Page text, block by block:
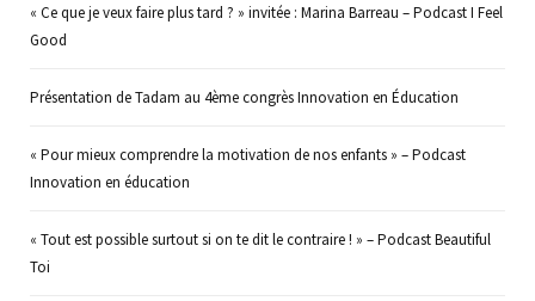
« Ce que je veux faire plus tard ? » invitée : Marina Barreau – Podcast I Feel
Good
Présentation de Tadam au 4ème congrès Innovation en Éducation
« Pour mieux comprendre la motivation de nos enfants » – Podcast
Innovation en éducation
« Tout est possible surtout si on te dit le contraire ! » – Podcast Beautiful
Toi